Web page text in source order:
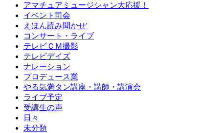
アマチュアミュージシャン大応援！
イベント司会
えほん読み聞かせ'
コンサート・ライブ
テレビＣＭ撮影
テレビデイズ
ナレーション
プロデュース業
やる気満タン講座・講師・講演会
ライブ予定
受講生の声
日々
未分類